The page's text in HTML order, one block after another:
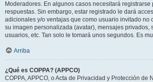
Moderadores. En algunos casos necesitará registrarse
respuestas. Sin embargo, estar registrado le dará
adicionales y/o ventajas que como usuario invitado no
su imagen personalizada (avatar), mensajes privados,
usuarios, etc. Tan solo le tomará unos segundos. Es
Arriba
¿Qué es COPPA? (APPCO)
COPPA, APPCO, o Acta de Privacidad y Protección de